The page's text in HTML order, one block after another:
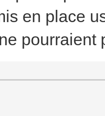
en place
pourraient